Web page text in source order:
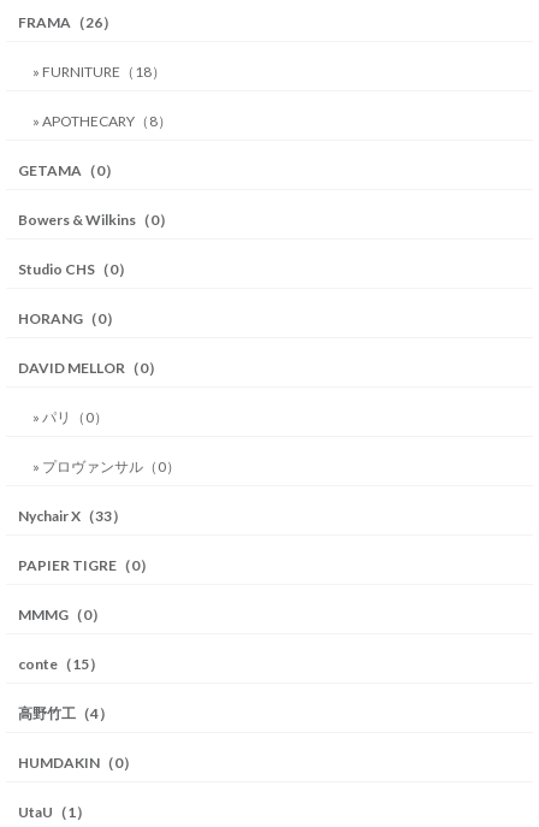
FRAMA（26）
» FURNITURE（18）
» APOTHECARY（8）
GETAMA（0）
Bowers & Wilkins（0）
Studio CHS（0）
HORANG（0）
DAVID MELLOR（0）
» パリ（0）
» プロヴァンサル（0）
Nychair X（33）
PAPIER TIGRE（0）
MMMG（0）
conte（15）
高野竹工（4）
HUMDAKIN（0）
UtaU（1）